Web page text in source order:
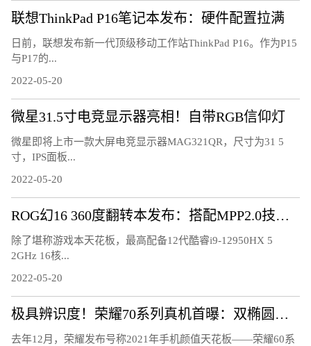
联想ThinkPad P16笔记本发布：硬件配置拉满
日前，联想发布新一代顶级移动工作站ThinkPad P16。作为P15
与P17的...
2022-05-20
微星31.5寸电竞显示器亮相！自带RGB信仰灯
微星即将上市一款大屏电竞显示器MAG321QR，尺寸为31 5
寸，IPS面板...
2022-05-20
ROG幻16 360度翻转本发布：搭配MPP2.0技术触控笔
除了堪称游戏本天花板，最高配备12代酷睿i9-12950HX 5
2GHz 16核...
2022-05-20
极具辨识度！荣耀70系列真机首曝：双椭圆镜头太吸睛
去年12月，荣耀发布号称2021年手机颜值天花板——荣耀60系